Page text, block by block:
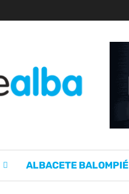
ALBACETE BALOMPIÉ